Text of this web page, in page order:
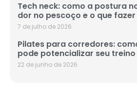
Tech neck: como a postura
dor no pescoço e o que
7 de julho de 2026
Pilates para corredores:
pode potencializar seu treino
22 de junho de 2026